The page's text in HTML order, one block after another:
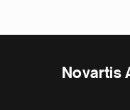
Novartis